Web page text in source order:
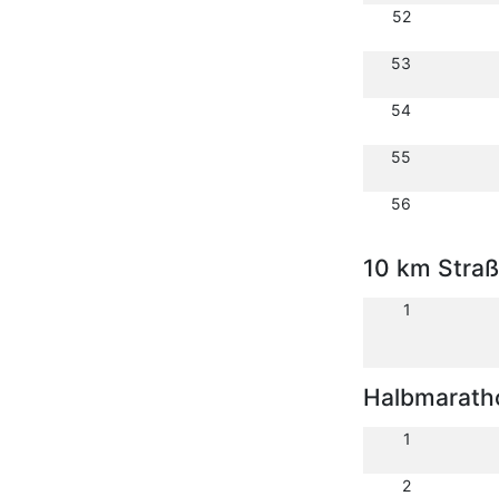
52
53
54
55
56
10 km
1
1
2